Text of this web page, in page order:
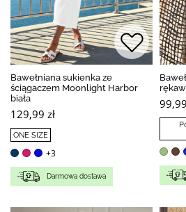
Bawełniana sukienka ze
ściągaczem Moonlight Harbor
biała
129,99 zł
ONE SIZE
+3
Darmowa dostawa